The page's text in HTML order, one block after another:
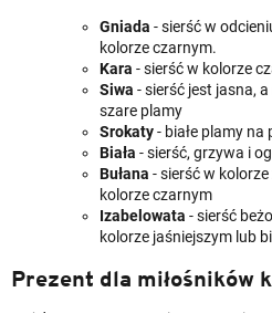
Gniada - sierść w
kolorze czarnym.
Kara - sierść w kolorze
Siwa - sierść jest jasna,
szare plamy
Srokaty- białe plamy
Biała - sierść, grzywa i
Bułana - sierść w
kolorze czarnym
Izabelowata - sierść
kolorze jaśniejszym lub
Prezent dla miłośników